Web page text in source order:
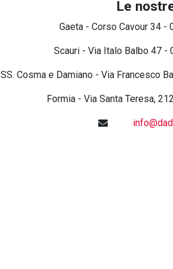
Le
Gaeta - Corso Cavour 34
Scauri - Via Italo Balbo 47
SS. Cosma e Damiano - Via Francesco
Formia - Via Santa Teresa,